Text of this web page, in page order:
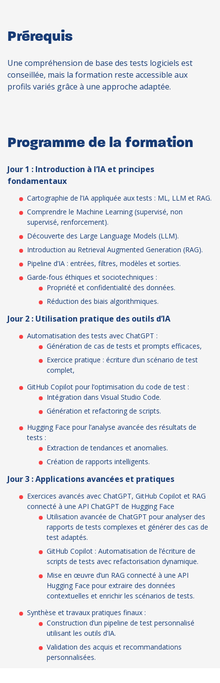
Prérequis
Une compréhension de base des tests logiciels est
conseillée, mais la formation reste accessible aux
profils variés grâce à une approche adaptée.
Programme de la formation
Jour 1 : Introduction à l’IA et principes
fondamentaux
Cartographie de l’IA appliquée aux tests : ML, LLM et RAG.
Comprendre le Machine Learning (supervisé, non
supervisé, renforcement).
Découverte des Large Language Models (LLM).
Introduction au Retrieval Augmented Generation (RAG).
Pipeline d’IA : entrées, filtres, modèles et sorties.
Garde-fous éthiques et sociotechniques :
Propriété et confidentialité des données.
Réduction des biais algorithmiques.
Jour 2 : Utilisation pratique des outils d’IA
Automatisation des tests avec ChatGPT :
Génération de cas de tests et prompts efficaces,
Exercice pratique : écriture d’un scénario de test
complet,
GitHub Copilot pour l’optimisation du code de test :
Intégration dans Visual Studio Code.
Génération et refactoring de scripts.
Hugging Face pour l’analyse avancée des résultats de
tests :
Extraction de tendances et anomalies.
Création de rapports intelligents.
Jour 3 : Applications avancées et pratiques
Exercices avancés avec ChatGPT, GitHub Copilot et RAG
connecté à une API ChatGPT de Hugging Face
Utilisation avancée de ChatGPT pour analyser des
rapports de tests complexes et générer des cas de
test adaptés.
GitHub Copilot : Automatisation de l’écriture de
scripts de tests avec refactorisation dynamique.
Mise en œuvre d’un RAG connecté à une API
Hugging Face pour extraire des données
contextuelles et enrichir les scénarios de tests.
Synthèse et travaux pratiques finaux :
Construction d’un pipeline de test personnalisé
utilisant les outils d’IA.
Validation des acquis et recommandations
personnalisées.